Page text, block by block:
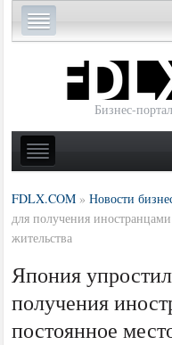
Бизнес-
FDLX.COM »Новости
для получения
жительства
Япония
получения
постоянное